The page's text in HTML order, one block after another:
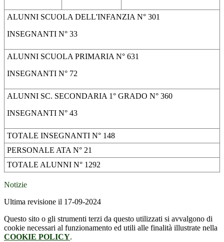
ALUNNI SCUOLA DELL'INFANZIA N° 301
INSEGNANTI N° 33
ALUNNI SCUOLA PRIMARIA N° 631
INSEGNANTI N° 72
ALUNNI SC. SECONDARIA 1° GRADO N° 360
INSEGNANTI N° 43
TOTALE INSEGNANTI N° 148
PERSONALE ATA N° 21
TOTALE ALUNNI N° 1292
Notizie
Ultima revisione il 17-09-2024
Questo sito o gli strumenti terzi da questo utilizzati si avvalgono di
cookie necessari al funzionamento ed utili alle finalità illustrate nella
COOKIE POLICY.